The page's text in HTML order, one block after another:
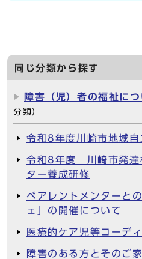
同じ分類から探す
障害（児）者の福祉に
分類）
令和8年度川崎市地域
令和8年度 川崎市発達
ター養成研修
ペアレントメンターと
ェ」の開催について
医療的ケア児等コーデ
障害のある方とそのご